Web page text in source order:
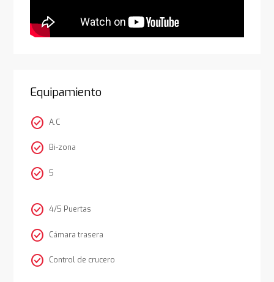
Equipamiento
check_circle A.C
check_circle Bi-zona
check_circle 5
check_circle 4/5 Puertas
check_circle Cámara trasera
check_circle Control de crucero